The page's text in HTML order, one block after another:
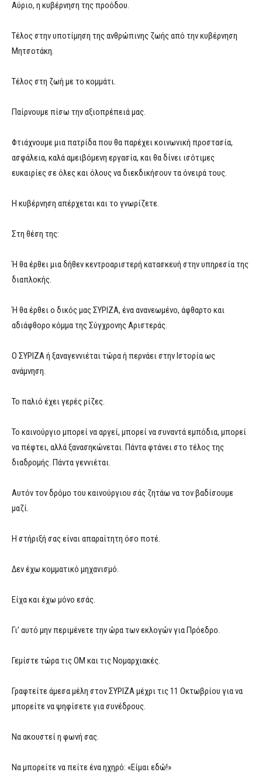
Αύριο, η κυβέρνηση της προόδου.
Τέλος στην υποτίμηση της ανθρώπινης ζωής από την κυβέρνηση
Μητσοτάκη.
Τέλος στη ζωή με το κομμάτι.
Παίρνουμε πίσω την αξιοπρέπειά μας.
Φτιάχνουμε μια πατρίδα που θα παρέχει κοινωνική προστασία,
ασφάλεια, καλά αμειβόμενη εργασία, και θα δίνει ισότιμες
ευκαιρίες σε όλες και όλους να διεκδικήσουν τα όνειρά τους.
Η κυβέρνηση απέρχεται και το γνωρίζετε.
Στη θέση της:
Ή θα έρθει μια δήθεν κεντροαριστερή κατασκευή στην υπηρεσία της
διαπλοκής.
Ή θα έρθει ο δικός μας ΣΥΡΙΖΑ, ένα ανανεωμένο, άφθαρτο και
αδιάφθορο κόμμα της Σύγχρονης Αριστεράς.
Ο ΣΥΡΙΖΑ ή ξαναγεννιέται τώρα ή περνάει στην Ιστορία ως
ανάμνηση.
Το παλιό έχει γερές ρίζες.
Το καινούργιο μπορεί να αργεί, μπορεί να συναντά εμπόδια, μπορεί
να πέφτει, αλλά ξανασηκώνεται. Πάντα φτάνει στο τέλος της
διαδρομής. Πάντα γεννιέται.
Αυτόν τον δρόμο του καινούργιου σάς ζητάω να τον βαδίσουμε
μαζί.
Η στήριξή σας είναι απαραίτητη όσο ποτέ.
Δεν έχω κομματικό μηχανισμό.
Είχα και έχω μόνο εσάς.
Γι’ αυτό μην περιμένετε την ώρα των εκλογών για Πρόεδρο.
Γεμίστε τώρα τις ΟΜ και τις Νομαρχιακές.
Γραφτείτε άμεσα μέλη στον ΣΥΡΙΖΑ μέχρι τις 11 Οκτωβρίου για να
μπορείτε να ψηφίσετε για συνέδρους.
Να ακουστεί η φωνή σας.
Να μπορείτε να πείτε ένα ηχηρό: «Είμαι εδώ!»